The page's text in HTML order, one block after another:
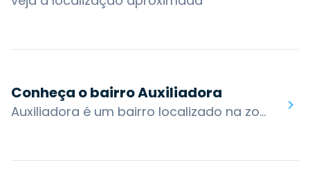
Conheça o bairro Auxiliadora
Auxiliadora é um bairro localizado na zona norte de Porto Alegre, está inserido em uma região nobre que reúne um grupo de dezenove bairros com afinidades entre si. A área em que está compreendida é uma das partes mais antigas da cidade, que se desenvolveu ao redor do Centro Histórico.Possui ruas planejadas, um misto de casas antigas e edifícios mais modernos e oferece um comércio variado com bares, casas noturnas e restaurantes.O bairro também possui acesso por algumas das principais vias da cidade: Av. Plínio Brasil Milano, R. 24 de Outubro, Av. Carlos Gomes, Marquês do Pombal, R. Marcelo GamaOs bairros nos arredores são: Mont'Serrat, Boa Vista, Higienópolis, Moinhos de Vento, Rio Branco, Bela Vista, Protásio AlvesVocê encontra no bairro Auxiliadora: Colégio Estadual Piratini, Hospital Militar de Área de Porto Alegre, La Mafia Barbearia Social Club, Zaffari Bordini